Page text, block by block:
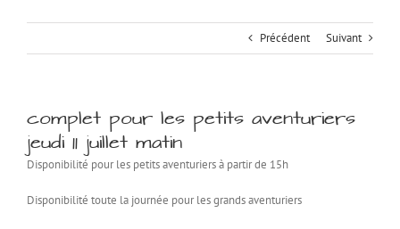
Précédent Suivant
complet pour les petits aventuriers
jeudi 11 juillet matin
Disponibilité pour les petits aventuriers à partir de 15h
Disponibilité toute la journée pour les grands aventuriers